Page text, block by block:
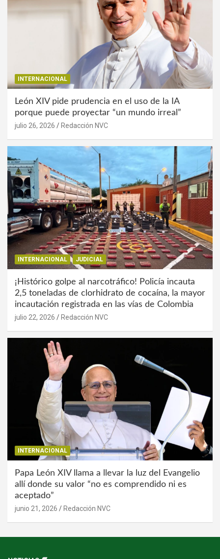
INTERNACIONAL
León XIV pide prudencia en el uso de la IA
porque puede proyectar “un mundo irreal”
julio 26, 2026 Redacción NVC
INTERNACIONAL JUDICIAL
¡Histórico golpe al narcotráfico! Policía incauta
2,5 toneladas de clorhidrato de cocaína, la mayor
incautación registrada en las vías de Colombia
julio 22, 2026 Redacción NVC
INTERNACIONAL
Papa León XIV llama a llevar la luz del Evangelio
allí donde su valor “no es comprendido ni es
aceptado”
junio 21, 2026 Redacción NVC